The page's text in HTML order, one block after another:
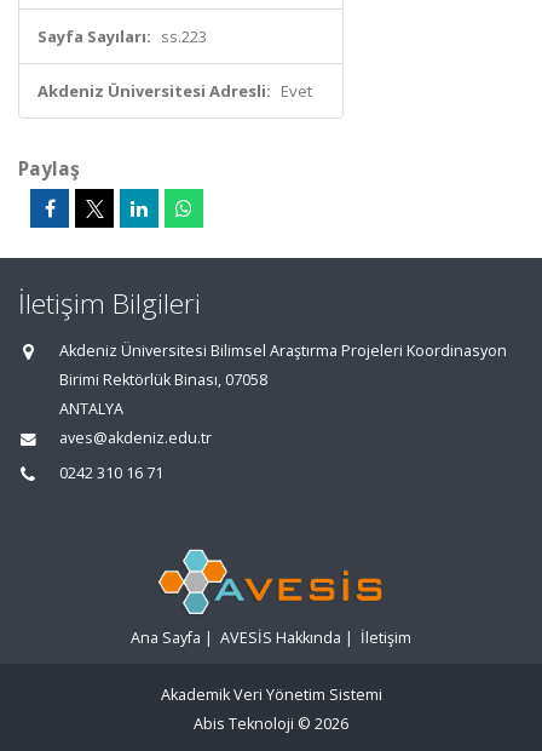
Sayfa Sayıları: ss.223
Akdeniz Üniversitesi Adresli: Evet
Paylaş
İletişim Bilgileri
Akdeniz Üniversitesi Bilimsel Araştırma Projeleri Koordinasyon
Birimi Rektörlük Binası, 07058
ANTALYA
aves@akdeniz.edu.tr
0242 310 16 71
Ana Sayfa | AVESİS Hakkında | İletişim
Akademik Veri Yönetim Sistemi
Abis Teknoloji © 2026